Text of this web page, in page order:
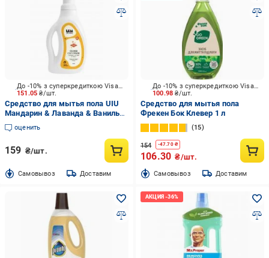
151.05₴/шт.
До -10% з суперкредиткою Visa Вигода
Средство для мытья пола UIU
Мандарин & Лаванда & Ваниль
0,75 л
оценить
159 ₴/шт.
Cамовывоз Доставим
100.98₴/шт.
До -10% з суперкредиткою Visa Вигода
Средство для мытья пола
Фрекен Бок Клевер 1 л
15
154 -47.70₴
106.30 ₴/шт.
Cамовывоз Доставим